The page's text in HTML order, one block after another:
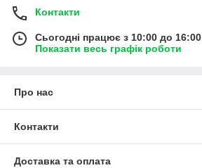
Контакти
Сьогодні працює з 10:00 до 16:00
Показати весь графік роботи
Про нас
Контакти
Доставка та оплата